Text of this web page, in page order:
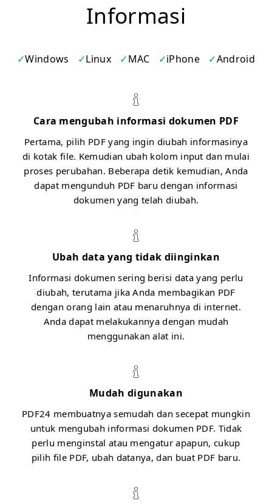
Informasi
Windows Linux MAC iPhone Android
Cara mengubah informasi dokumen PDF
Pertama, pilih PDF yang ingin diubah informasinya
di kotak file. Kemudian ubah kolom input dan mulai
proses perubahan. Beberapa detik kemudian, Anda
dapat mengunduh PDF baru dengan informasi
dokumen yang telah diubah.
Ubah data yang tidak diinginkan
Informasi dokumen sering berisi data yang perlu
diubah, terutama jika Anda membagikan PDF
dengan orang lain atau menaruhnya di internet.
Anda dapat melakukannya dengan mudah
menggunakan alat ini.
Mudah digunakan
PDF24 membuatnya semudah dan secepat mungkin
untuk mengubah informasi dokumen PDF. Tidak
perlu menginstal atau mengatur apapun, cukup
pilih file PDF, ubah datanya, dan buat PDF baru.